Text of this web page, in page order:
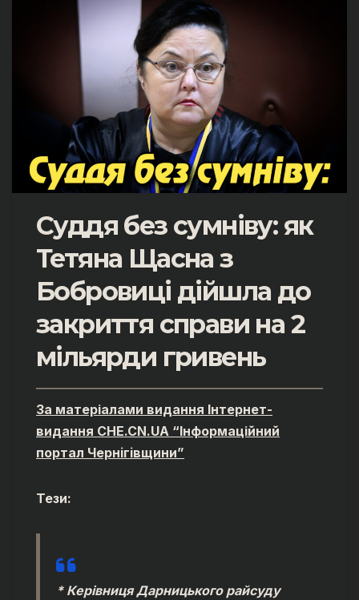
Суддя без сумніву: як
Тетяна Щасна з
Бобровиці дійшла до
закриття справи на 2
мільярди гривень
За матеріалами видання Інтернет-
видання CHE.CN.UA “Інформаційний
портал Чернiгiвщини”
Тези:
* Керівниця Дарницького райсуду